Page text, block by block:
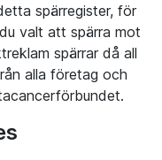
spärregister, för
valt att spärra mot
spärrar då all
alla företag och